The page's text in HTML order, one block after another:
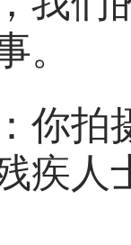
。
拍
疾人